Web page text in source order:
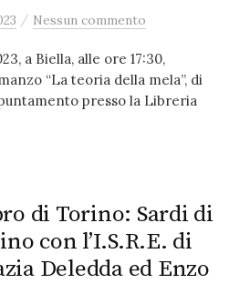
/ Nessun commento
a Biella, alle ore 17:30,
“La teoria della mela”, di
presso la Libreria
di Torino: Sardi di
con l’I.S.R.E. di
Deledda ed Enzo